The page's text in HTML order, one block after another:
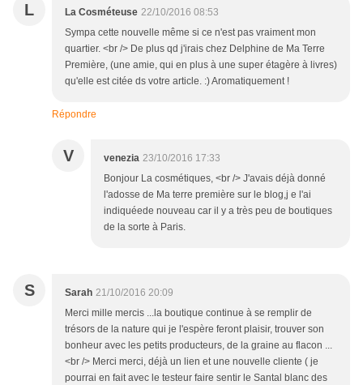
L La Cosméteuse 22/10/2016 08:53
Sympa cette nouvelle même si ce n'est pas vraiment mon
quartier. <br /> De plus qd j'irais chez Delphine de Ma Terre
Première, (une amie, qui en plus à une super étagère à livres)
qu'elle est citée ds votre article. :) Aromatiquement !
Répondre
V venezia 23/10/2016 17:33
Bonjour La cosmétiques, <br /> J'avais déjà donné
l'adosse de Ma terre première sur le blog,j e l'ai
indiquéede nouveau car il y a très peu de boutiques
de la sorte à Paris.
S Sarah 21/10/2016 20:09
Merci mille mercis ...la boutique continue à se remplir de
trésors de la nature qui je l'espère feront plaisir, trouver son
bonheur avec les petits producteurs, de la graine au flacon ...
<br /> Merci merci, déjà un lien et une nouvelle cliente ( je
pourrai en fait avec le testeur faire sentir le Santal blanc des